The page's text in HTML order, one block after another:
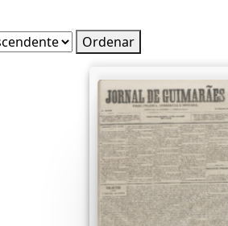
Ordenar